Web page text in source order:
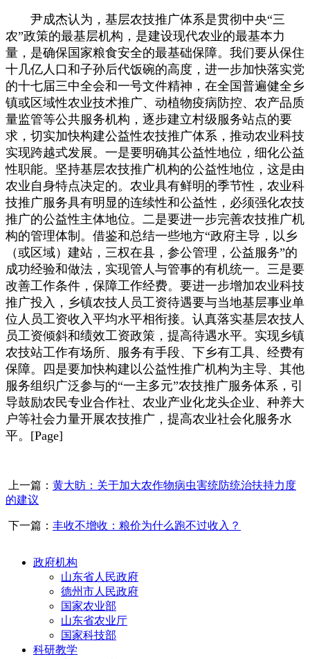
尹成杰认为，基层农技推广体系是贯彻中央“三
农”政策的最基层机构，是建设现代农业的最基本力
量，是确保国家粮食安全的最基础保障。我们要从保住
十几亿人口和子孙后代饭碗的高度，进一步加快落实党
的十七届三中全会和一号文件精神，在全国普遍健全乡
镇或区域性农业技术推广、动植物疫病防控、农产品质
量监管等公共服务机构，逐步建立村级服务站点的要
求，切实加快构建公益性农技推广体系，推动农业科技
实现跨越式发展。一是要明确其公益性地位，细化公益
性职能。坚持基层农技推广机构的公益性地位，这是由
农业自身特点决定的。农业具有鲜明的季节性，农业科
技推广服务具有明显的连续性和公益性，必须强化农技
推广的公益性主体地位。二是要进一步完善农技推广机
构的管理体制。借鉴和总结一些地方“政府主导，以乡
（或区域）建站，三权在县，参公管理，公益服务”的
成功经验和做法，实现管人与管事的有机统一。三是要
改善工作条件，保障工作经费。要进一步增加农业科技
推广投入，乡镇农技人员工资待遇要与当地基层事业单
位人员工资收入平均水平相衔接。认真落实基层农技人
员工资倾斜和绩效工资政策，提高待遇水平。实现乡镇
农技站工作有场所、服务有手段、下乡有工具、经费有
保障。四是要加快构建以公益性推广机构为主导、其他
服务组织广泛参与的“一主多元”农技推广服务体系，引
导鼓励农民专业合作社、农业产业化龙头企业、种养大
户等社会力量开展农技推广，提高农业社会化服务水
平。[Page]
上一篇： 黄大昉：关于加大农作物病虫害统防统治扶持力度
的建议
下一篇： 丰收不增收：粮价为什么跑不过收入？
政府机构
山东省人民政府
德州市人民政府
国家农业部
山东省农业厅
国家科技部
科研教学